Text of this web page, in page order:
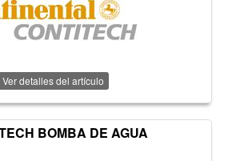
Ver detalles del artículo
BOMBA DE AGUA